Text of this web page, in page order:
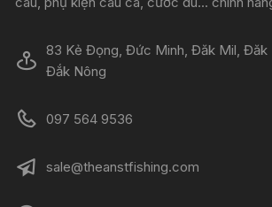
83 Kẻ Đọng, Đức Minh, Đăk Mil, Đăk
Đắk Nông
097 564 9536
sale@theanstfishing.com